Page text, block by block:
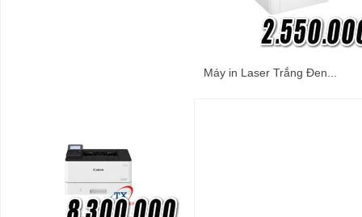
Máy in Laser Trắng Đen...